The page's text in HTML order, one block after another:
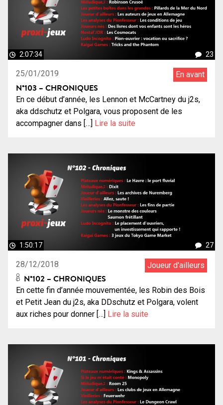
2:07:34 23
25/01/2019 En avant
N°103 – CHRONIQUES
En ce début d’année, les Lennon et McCartney du j2s,
aka ddschutz et Polgara, vous proposent de les
accompagner dans […] Lire la suite
1:50:17 27
28/12/2018 Joueur d'ailleurs
N°102 – CHRONIQUES
En cette fin d’année mouvementée, les Robin des Bois
et Petit Jean du j2s, aka DDschutz et Polgara, volent
aux riches pour donner […] Lire la suite